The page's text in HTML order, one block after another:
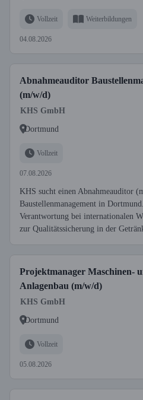
Vollzeit Weiterbildungen
04.08.2026
Abnahmeauditor
(m/w/d)
KHS GmbH
Dortmund
Vollzeit
07.08.2026
KHS sucht einen Abnahmeauditor
Baustellenmanagement in
Verantwortung bei internationalen
zur Qualitätssicherung in der
Projektmanager Maschinen-
Anlagenbau (m/w/d)
KHS GmbH
Dortmund
Vollzeit
05.08.2026